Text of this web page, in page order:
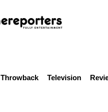
Throwback Television